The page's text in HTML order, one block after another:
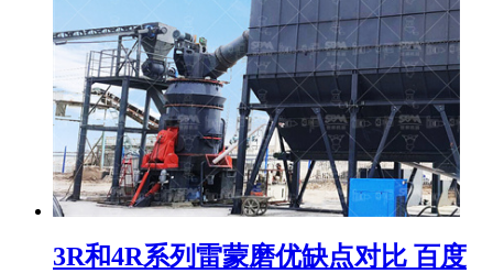
3R和4R系列雷蒙磨优缺点对比 百度